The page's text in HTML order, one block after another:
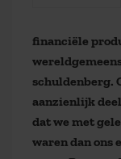
financiële
schuldenberg.
aanzienlijk
dat we met
waren dan ons